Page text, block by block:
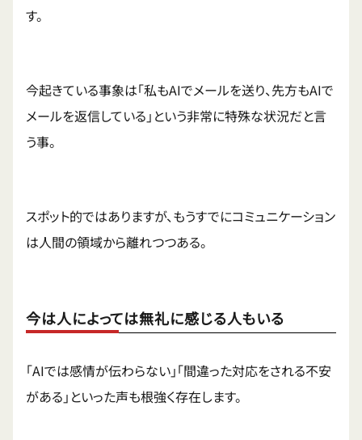
す。
今起きている事象は「私もAIでメールを送り、先方もAIで
メールを返信している」という非常に特殊な状況だと言
う事。
スポット的ではありますが、もうすでにコミュニケーション
は人間の領域から離れつつある。
今は人によっては無礼に感じる人もいる
「AIでは感情が伝わらない」「間違った対応をされる不安
がある」といった声も根強く存在します。